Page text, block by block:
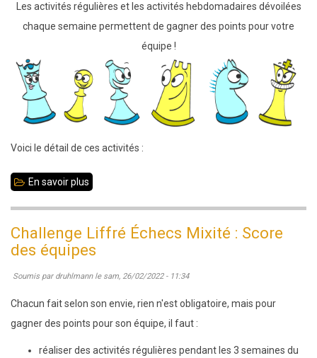
Les activités régulières et les activités hebdomadaires dévoilées
chaque semaine permettent de gagner des points pour votre
équipe !
Voici le détail de ces activités :
En savoir plus
Échecs
:
activités
pour
Challenge Liffré Échecs Mixité : Score
des équipes
Soumis par druhlmannle sam, 26/02/2022 - 11:34
Chacun fait selon son envie, rien n'est obligatoire, mais pour
gagner des points pour son équipe, il faut :
réaliser des activités régulières pendant les 3 semaines du